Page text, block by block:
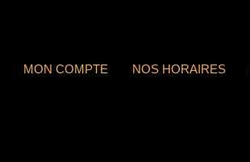
MON COMPTE NOS HORAIRES